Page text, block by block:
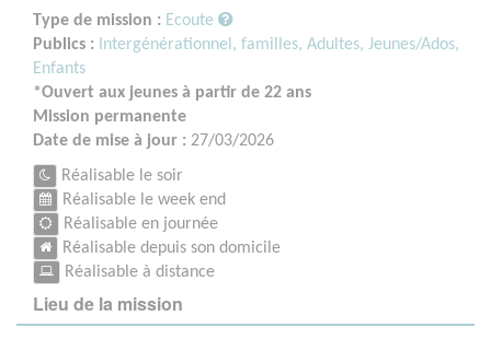
Type de mission : Ecoute
Publics : Intergénérationnel, familles, Adultes, Jeunes/Ados,
Enfants
*Ouvert aux jeunes à partir de 22 ans
Mission permanente
Date de mise à jour : 27/03/2026
Réalisable le soir
Réalisable le week end
Réalisable en journée
Réalisable depuis son domicile
Réalisable à distance
Lieu de la mission